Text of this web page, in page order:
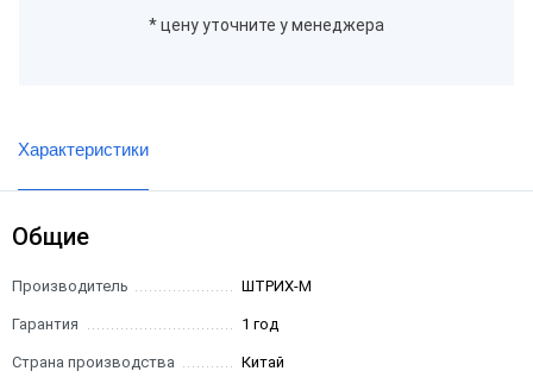
* цену уточните у менеджера
Характеристики
Общие
Производитель ШТРИХ-М
Гарантия 1 год
Страна производства Китай